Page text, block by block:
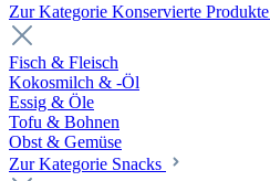
Zur Kategorie Konservierte Produkte
Fisch & Fleisch
Kokosmilch & -Öl
Essig & Öle
Tofu & Bohnen
Obst & Gemüse
Zur Kategorie Snacks